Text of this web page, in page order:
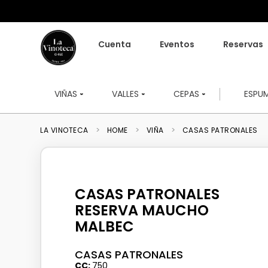
Cuenta Eventos Reservas
VIÑAS VALLES CEPAS
HOME VIÑA CASAS PATRONALES
CASAS PATRONALES
RESERVA MAUCHO
MALBEC
CASAS PATRONALES
CC 750